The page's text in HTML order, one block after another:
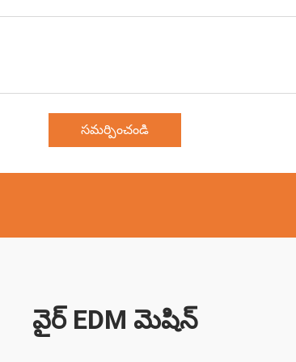
సమర్పించండి
వైర్ EDM మెషిన్